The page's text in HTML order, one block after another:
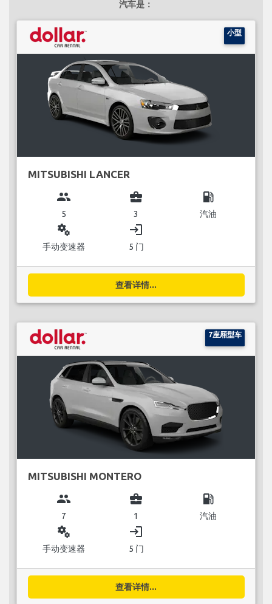
汽车是：
小型
MITSUBISHI LANCER
group
5
business_center
3
local_gas_station
汽油
miscellaneous_services
手动变速器
login
5 门
查看详情...
7座厢型车
MITSUBISHI MONTERO
group
7
business_center
1
local_gas_station
汽油
miscellaneous_services
手动变速器
login
5 门
查看详情...